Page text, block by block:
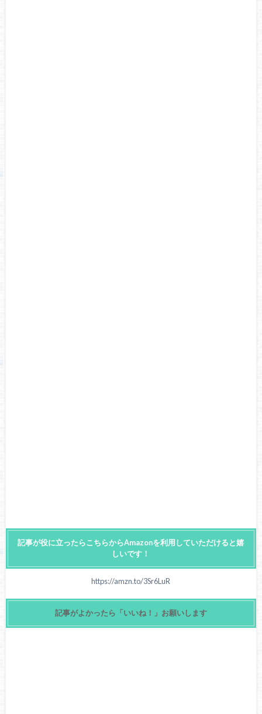
記事が役に立ったらこちらからAmazonを利用していただけると嬉
しいです！
https://amzn.to/3Sr6LuR
記事がよかったら「いいね！」お願いします